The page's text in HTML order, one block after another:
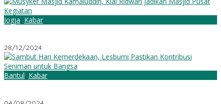
Jogja, Kabar
28/12/2024
Bantul, Kabar